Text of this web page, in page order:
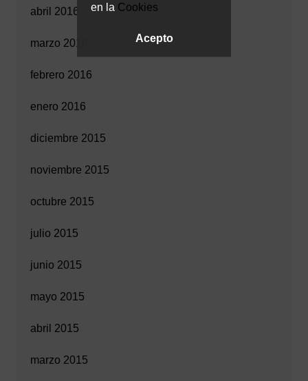
abril 2016
marzo 2016
febrero 2016
enero 2016
diciembre 2015
noviembre 2015
octubre 2015
julio 2015
junio 2015
mayo 2015
abril 2015
marzo 2015
en la Cookies
Acepto